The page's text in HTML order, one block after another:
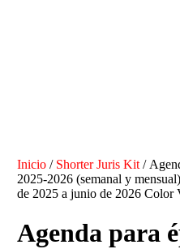
Inicio / Shorter Juris Kit /
2025-2026 (semanal y
de 2025 a junio de 2026 Color
Agenda para